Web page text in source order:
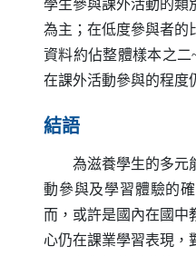
學生參與課外活動的類
為主；在低度參與者的
資料約佔整體樣本之
在課外活動參與的程度
結語
為滋養學生的多元
動參與及學習體驗的
而，或許是國內在國中
心仍在課業學習表現，